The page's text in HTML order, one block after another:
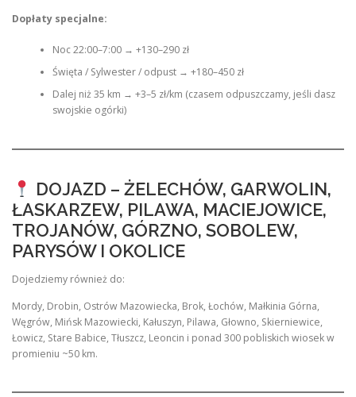
Dopłaty specjalne:
Noc 22:00–7:00 → +130–290 zł
Święta / Sylwester / odpust → +180–450 zł
Dalej niż 35 km → +3–5 zł/km (czasem odpuszczamy, jeśli dasz
swojskie ogórki)
DOJAZD – ŻELECHÓW, GARWOLIN,
ŁASKARZEW, PILAWA, MACIEJOWICE,
TROJANÓW, GÓRZNO, SOBOLEW,
PARYSÓW I OKOLICE
Dojedziemy również do:
Mordy, Drobin, Ostrów Mazowiecka, Brok, Łochów, Małkinia Górna,
Węgrów, Mińsk Mazowiecki, Kałuszyn, Pilawa, Głowno, Skierniewice,
Łowicz, Stare Babice, Tłuszcz, Leoncin i ponad 300 pobliskich wiosek w
promieniu ~50 km.